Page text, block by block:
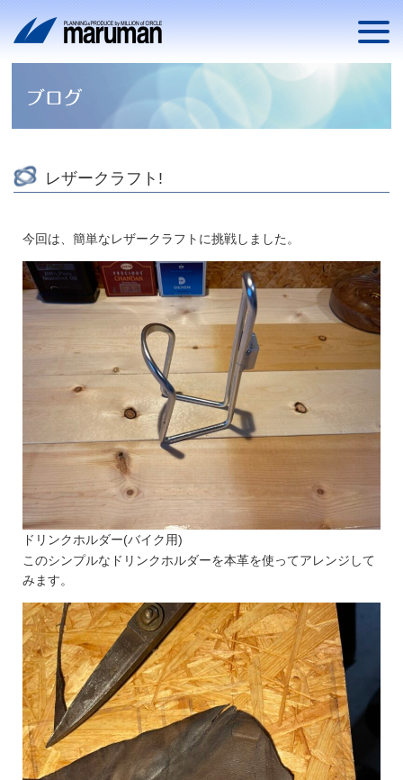
レザークラフト!
今回は、簡単なレザークラフトに挑戦しました。
ドリンクホルダー(バイク用)
このシンプルなドリンクホルダーを本革を使ってアレンジして
みます。